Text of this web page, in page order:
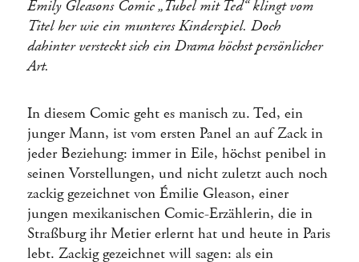
Émily Gleasons Comic „Tubel mit Ted“ klingt vom
Titel her wie ein munteres Kinderspiel. Doch
dahinter versteckt sich ein Drama höchst persönlicher
Art.
In diesem Comic geht es manisch zu. Ted, ein
junger Mann, ist vom ersten Panel an auf Zack in
jeder Beziehung: immer in Eile, höchst penibel in
seinen Vorstellungen, und nicht zuletzt auch noch
zackig gezeichnet von Émilie Gleason, einer
jungen mexikanischen Comic-Erzählerin, die in
Straßburg ihr Metier erlernt hat und heute in Paris
lebt. Zackig gezeichnet will sagen: als ein